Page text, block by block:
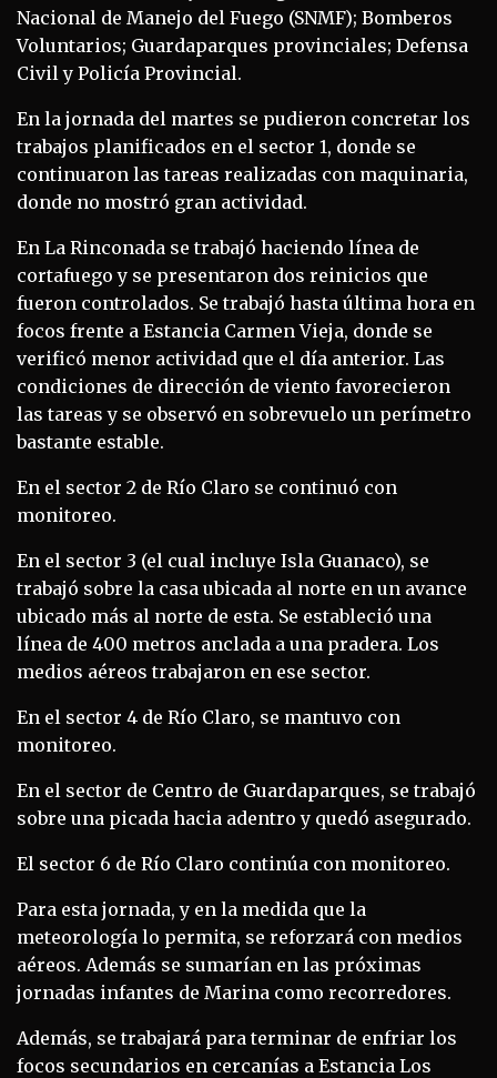
Nacional de Manejo del Fuego (SNMF); Bomberos
Voluntarios; Guardaparques provinciales; Defensa
Civil y Policía Provincial.
En la jornada del martes se pudieron concretar los
trabajos planificados en el sector 1, donde se
continuaron las tareas realizadas con maquinaria,
donde no mostró gran actividad.
En La Rinconada se trabajó haciendo línea de
cortafuego y se presentaron dos reinicios que
fueron controlados. Se trabajó hasta última hora en
focos frente a Estancia Carmen Vieja, donde se
verificó menor actividad que el día anterior. Las
condiciones de dirección de viento favorecieron
las tareas y se observó en sobrevuelo un perímetro
bastante estable.
En el sector 2 de Río Claro se continuó con
monitoreo.
En el sector 3 (el cual incluye Isla Guanaco), se
trabajó sobre la casa ubicada al norte en un avance
ubicado más al norte de esta. Se estableció una
línea de 400 metros anclada a una pradera. Los
medios aéreos trabajaron en ese sector.
En el sector 4 de Río Claro, se mantuvo con
monitoreo.
En el sector de Centro de Guardaparques, se trabajó
sobre una picada hacia adentro y quedó asegurado.
El sector 6 de Río Claro continúa con monitoreo.
Para esta jornada, y en la medida que la
meteorología lo permita, se reforzará con medios
aéreos. Además se sumarían en las próximas
jornadas infantes de Marina como recorredores.
Además, se trabajará para terminar de enfriar los
focos secundarios en cercanías a Estancia Los